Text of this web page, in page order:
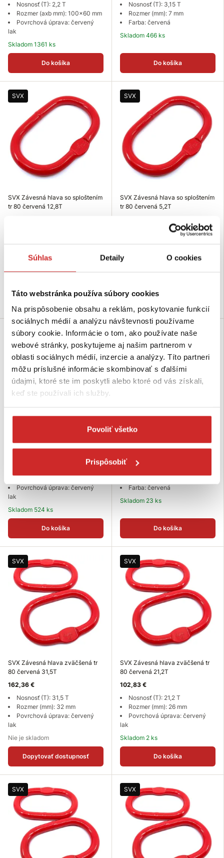
Súhlas Detaily O cookies
Táto webstránka používa súbory cookies
Na prispôsobenie obsahu a reklám, poskytovanie funkcií
sociálnych médií a analýzu návštevnosti používame
súbory cookie. Informácie o tom, ako používate naše
webové stránky, poskytujeme aj našim partnerom v
oblasti sociálnych médií, inzercie a analýzy. Títo partneri
môžu príslušné informácie skombinovať s ďalšími
údajmi, ktoré ste im poskytli alebo ktoré od vás získali,
keď ste používali ich služby.
Povoliť všetko
Prispôsobiť
Nosnosť (T): 2,2 T
Rozmer (axb mm): 100x60 mm
Povrchová úprava: červený
lak
Skladom 1361 ks
Do košíka
Nosnosť (T): 3,15 T
Rozmer (mm): 7 mm
Farba: červená
Skladom 466 ks
Do košíka
SVX
SVX Závesná hlava so sploštením
tr 80 červená 12,8T
Povrchová úprava: červený
SVX
SVX Závesná hlava so sploštením
tr 80 červená 5,2T
Nosnosť (T): 5,2 T
lak
SVX
SVX Závesná hlava so sploštením
tr 80 červená 3,2T
Povrchová úprava: červený
lak
Skladom 524 ks
Do košíka
SVX
SVX Sub zostava na lano tr 80
červená 18mm
14,88 €
Farba: červená
Skladom 23 ks
Do košíka
SVX
SVX Závesná hlava zväčšená tr
80 červená 31,5T
162,36 €
Nosnosť (T): 31,5 T
Rozmer (mm): 32 mm
Povrchová úprava: červený
lak
Nie je skladom
Dopytovať dostupnosť
SVX
SVX Závesná hlava zväčšená tr
80 červená 21,2T
102,83 €
Nosnosť (T): 21,2 T
Rozmer (mm): 26 mm
Povrchová úprava: červený
lak
Skladom 2 ks
Do košíka
SVX SVX